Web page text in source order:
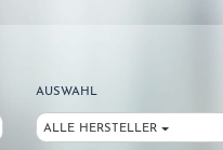
AUSWAHL
ALLE HERSTELLER